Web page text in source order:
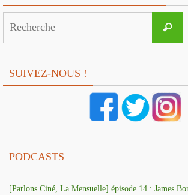
SUIVEZ-NOUS !
PODCASTS
[Parlons Ciné, La Mensuelle] épisode 14 : James